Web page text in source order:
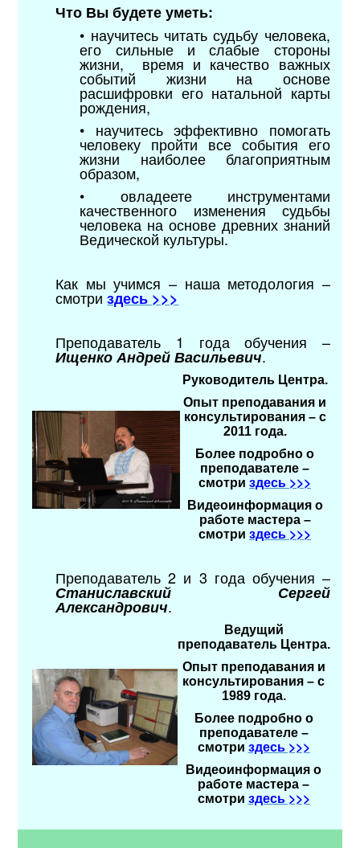
Что Вы будете уметь:
• научитесь читать судьбу человека,
его сильные и слабые стороны
жизни, время и качество важных
событий жизни на основе
расшифровки его натальной карты
рождения,
• научитесь эффективно помогать
человеку пройти все события его
жизни наиболее благоприятным
образом,
• овладеете инструментами
качественного изменения судьбы
человека на основе древних знаний
Ведической культуры.
Как мы учимся – наша методология –
смотриздесь >>>
Преподаватель 1 года обучения –
Ищенко Андрей Васильевич.
Руководитель Центра.
Опыт преподавания и
консультирования – с
2011 года.
Более подробно о
преподавателе –
смотри здесь >>>
Видеоинформация о
работе мастера –
смотри здесь >>>
Преподаватель 2 и 3 года обучения –
Станиславский Сергей
Александрович.
Ведущий
преподаватель Центра.
Опыт преподавания и
консультирования – с
1989 года.
Более подробно о
преподавателе –
смотри здесь >>>
Видеоинформация о
работе мастера –
смотри здесь >>>